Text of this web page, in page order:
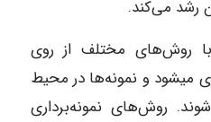
رشد می‌کند.
روش‌های مختلف از روی
می­شود و نمونه‌ها در محیط
روش‌های نمونه‌برداری